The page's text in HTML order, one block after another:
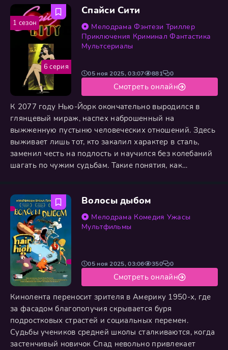
предстоит выяснить, стали ли они мудрее с годами
или же в душе остались теми же авантюристами,
склонными к комичным промахам. В этом
Спайси Сити
Мелодрама Фэнтези Триллер
Приключения Криминал Фантастика
Мультсериалы
К 2077 году Нью-Йорк окончательно выродился в
глянцевый мираж, наспех наброшенный на
выжженную пустыню человеческих отношений. Здесь
выживает лишь тот, кто закалил характер в сталь,
заменил честь на подлость и научился без колебаний
шагать по чужим судьбам. Такие понятия, как
монетой в большой игре, где правят безраздельные
деньги и циничный расчёт. Днём город-призрак
щеголяет ослепительными
05 ноя 2025, 03:07 881 0
Смотреть онлайн
6 серия
1 сезон
Волосы дыбом
Мелодрама Комедия Ужасы
Мультфильмы
Кинолента переносит зрителя в Америку 1950-х, где
за фасадом благополучия скрывается буря
подростковых страстей и социальных перемен.
Судьбы учеников средней школы сталкиваются, когда
застенчивый новичок Спад невольно привлекает
05 ноя 2025, 03:06 350 0
Смотреть онлайн